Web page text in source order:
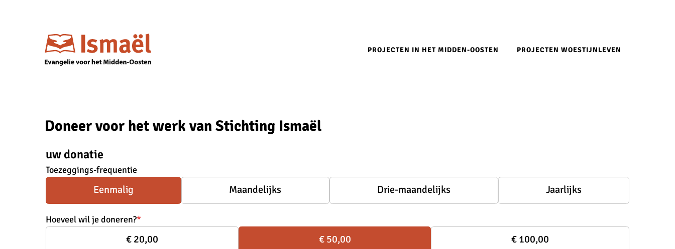
navigation
PROJECTEN IN HET MIDDEN-OOSTEN PROJECTEN WOESTIJNLEVEN
Doneer voor het werk van Stichting Ismaël
uw donatie
Toezeggings-frequentie
Eenmalig Maandelijks Drie-maandelijks Jaarlijks
Hoeveel wil je doneren?*
€ 20,00 € 50,00 € 100,00